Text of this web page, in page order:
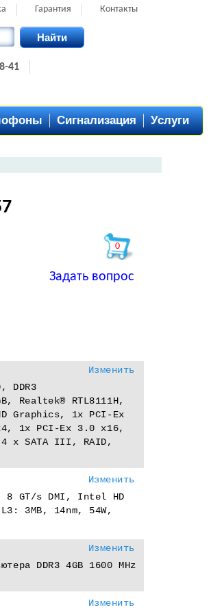
Гарантия Контакты
Найти
41
Сигнализация Услуги
0
Задать вопрос
Изменить
DDR3
Realtek® RTL8111H,
Graphics, 1x PCI-Eх
1x PCI-Eх 3.0 x16,
x SATA III, RAID,
Изменить
8 GT/s DMI, Intel HD
3MB, 14nm, 54W,
Изменить
DDR3 4GB 1600 MHz
Изменить